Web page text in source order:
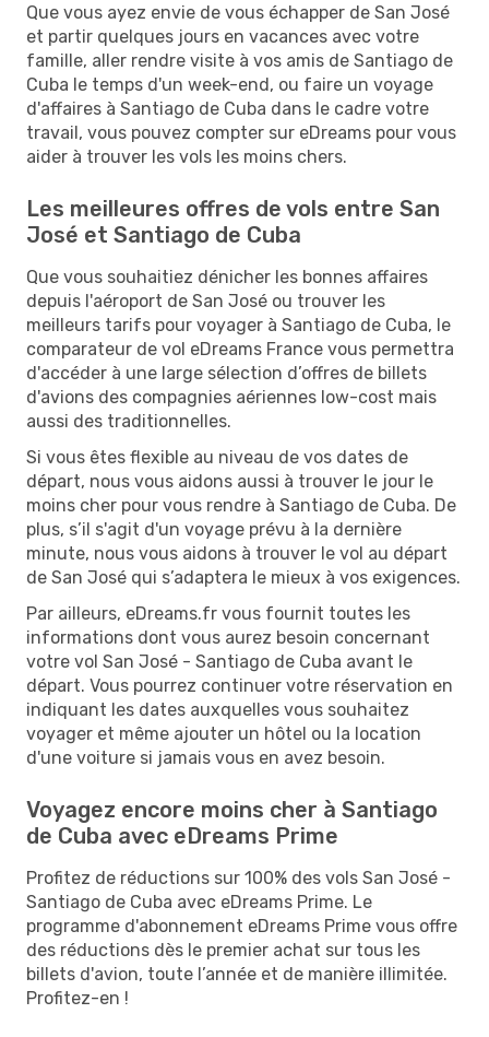
Que vous ayez envie de vous échapper de San José
et partir quelques jours en vacances avec votre
famille, aller rendre visite à vos amis de Santiago de
Cuba le temps d'un week-end, ou faire un voyage
d'affaires à Santiago de Cuba dans le cadre votre
travail, vous pouvez compter sur eDreams pour vous
aider à trouver les vols les moins chers.
Les meilleures offres de vols entre San
José et Santiago de Cuba
Que vous souhaitiez dénicher les bonnes affaires
depuis l'aéroport de San José ou trouver les
meilleurs tarifs pour voyager à Santiago de Cuba, le
comparateur de vol eDreams France vous permettra
d'accéder à une large sélection d’offres de billets
d'avions des compagnies aériennes low-cost mais
aussi des traditionnelles.
Si vous êtes flexible au niveau de vos dates de
départ, nous vous aidons aussi à trouver le jour le
moins cher pour vous rendre à Santiago de Cuba. De
plus, s’il s'agit d'un voyage prévu à la dernière
minute, nous vous aidons à trouver le vol au départ
de San José qui s’adaptera le mieux à vos exigences.
Par ailleurs, eDreams.fr vous fournit toutes les
informations dont vous aurez besoin concernant
votre vol San José - Santiago de Cuba avant le
départ. Vous pourrez continuer votre réservation en
indiquant les dates auxquelles vous souhaitez
voyager et même ajouter un hôtel ou la location
d'une voiture si jamais vous en avez besoin.
Voyagez encore moins cher à Santiago
de Cuba avec eDreams Prime
Profitez de réductions sur 100% des vols San José -
Santiago de Cuba avec eDreams Prime. Le
programme d'abonnement eDreams Prime vous offre
des réductions dès le premier achat sur tous les
billets d'avion, toute l’année et de manière illimitée.
Profitez-en !